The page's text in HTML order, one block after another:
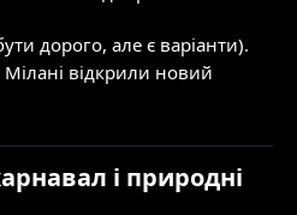
дорого, але є варіанти).
Мілані відкрили новий
і природні